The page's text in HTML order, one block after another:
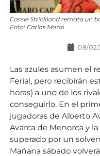
Cassie Strickland remata un
Foto: Carlos Moral
08/02/
Las azules asumen el
Ferial, pero recibirán
horas) a uno de los
conseguirlo. En el
jugadoras de Alberto
Avarca de Menorca y
superado por un
Mañana sábado